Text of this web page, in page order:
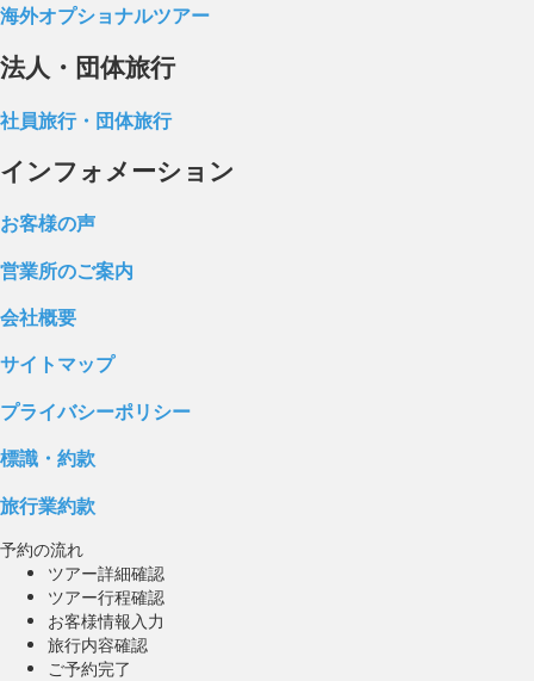
海外オプショナルツアー
法人・団体旅行
社員旅行・団体旅行
インフォメーション
お客様の声
営業所のご案内
会社概要
サイトマップ
プライバシーポリシー
標識・約款
旅行業約款
予約の流れ
ツアー詳細確認
ツアー行程確認
お客様情報入力
旅行内容確認
ご予約完了